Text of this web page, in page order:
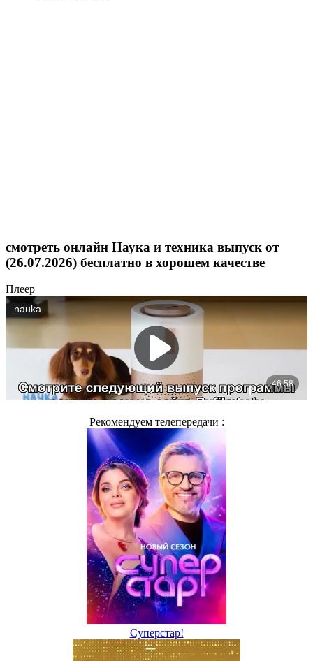
смотреть онлайн Наука и техника выпуск от
(26.07.2026) бесплатно в хорошем качестве
Плеер
Рекомендуем телепередачи :
Суперстар!